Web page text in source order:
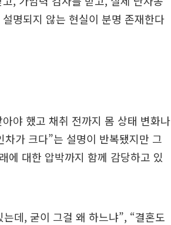
명되지 않는 현실이 분명 존재한다
야 했고 채취 전까지 몸 상태 변화나
가 크다”는 설명이 반복됐지만 그
에 대한 압박까지 함께 감당하고 있
데, 굳이 그걸 왜 하느냐”, “결혼도